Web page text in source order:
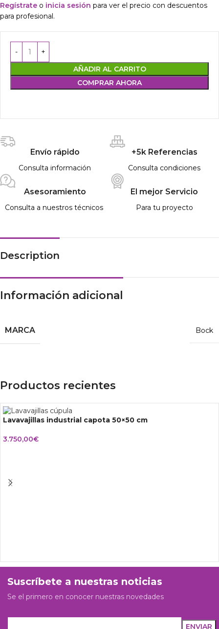
Regístrate o inicia sesión para ver el precio con descuentos
para profesional.
AÑADIR AL CARRITO
COMPRAR AHORA
Envío rápido
Consulta información
+5k Referencias
Consulta condiciones
Asesoramiento
Consulta a nuestros técnicos
El mejor Servicio
Para tu proyecto
Description
Información adicional
MARCA Bock
Productos recientes
Lavavajillas industrial capota 50×50 cm
3.750,00€
Suscríbete a nuestras noticias
Se el primero en conocer nuestras novedades